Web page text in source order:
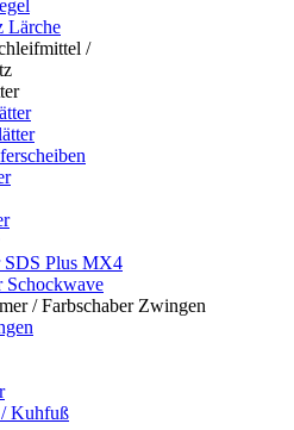
Lärche
/
SDS Plus MX4
Schockwave
/ Farbschaber Zwingen
/ Kuhfuß